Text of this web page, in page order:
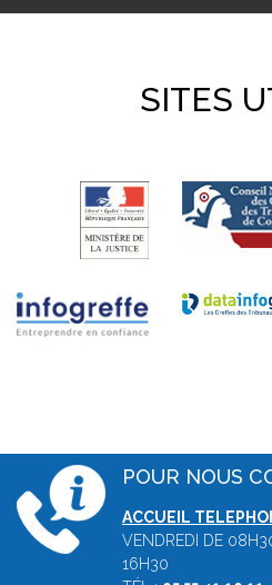
SITES
POUR NOUS
ACCUEIL
VENDREDI DE
16H30